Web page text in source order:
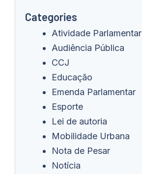
Categories
Atividade Parlamentar
Audiência Pública
CCJ
Educação
Emenda Parlamentar
Esporte
Lei de autoria
Mobilidade Urbana
Nota de Pesar
Notícia